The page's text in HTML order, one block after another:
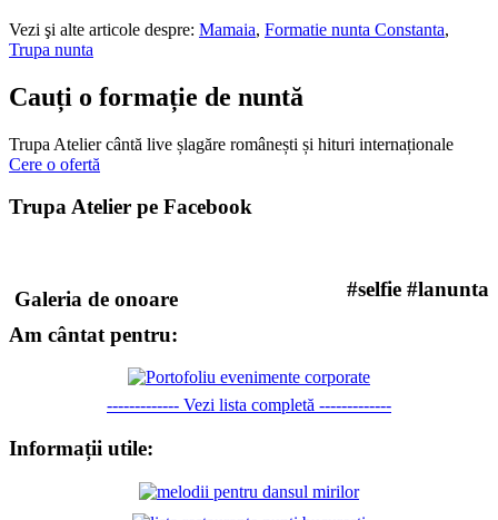
Vezi şi alte articole despre: Mamaia, Formatie nunta Constanta,
Trupa nunta
Cauți o formație de nuntă
Trupa Atelier cântă live șlagăre românești și hituri internaționale
Cere o ofertă
Trupa Atelier pe Facebook
Galeria de onoare
#selfie #lanunta
Am cântat pentru:
------------- Vezi lista completă -------------
Informații utile: